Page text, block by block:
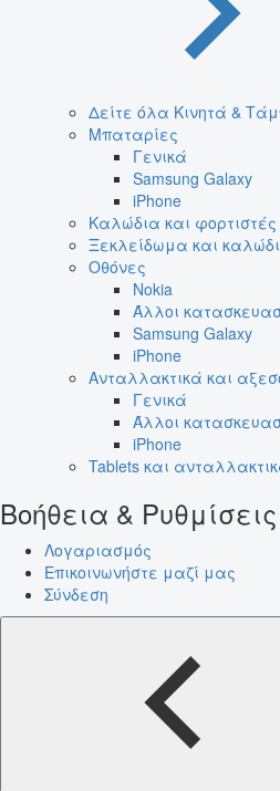
Δείτε όλα Κινητά &
Μπαταρίες
Γενικά
Samsung Galaxy
iPhone
Καλώδια και φορτιστές
Ξεκλείδωμα και
Οθόνες
Nokia
Άλλοι
Samsung Galaxy
iPhone
Ανταλλακτικά και
Γενικά
Άλλοι
iPhone
Tablets και
Βοήθεια & Ρυθμίσεις
Λογαριασμός
Επικοινωνήστε μαζί μας
Σύνδεση